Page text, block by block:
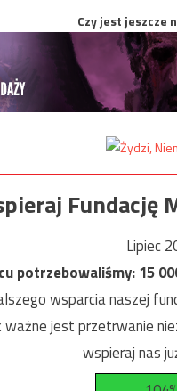
Czy jest jeszcze
Fundację
Lipiec
potrzebowaliśmy:15
wsparcia naszej
jest przetrwanie
wspieraj nas